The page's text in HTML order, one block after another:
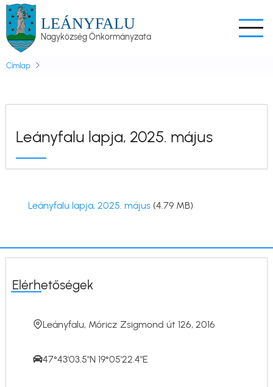
Ugrás
tartalomra
LEÁNYFALU
Nagyközség Önkormányzata
Címlap
Leányfalu lapja, 2025. május
Dokumentum
Leányfalu lapja, 2025. május (4.79 MB)
Elérhetőségek
Leányfalu, Móricz Zsigmond út 126, 2016
47°43'03.5"N 19°05'22.4"E